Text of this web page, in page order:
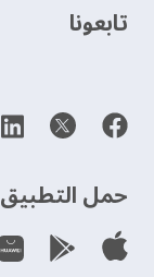
‫تابعونا‬
حمل التطبيق